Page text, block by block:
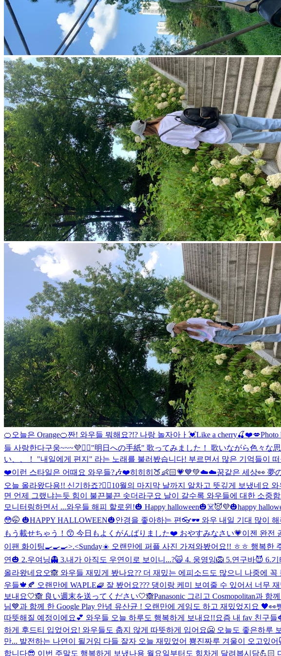
🍊오늘은 Orange🍊짠! 와우들 뭐해요?!? 나랑 놀자아ㅏ💓Like a cherry🍒❤️💋Photo
들 사랑한다구웅~~~💜🙆‍♀️"明日への手紙" 歌ってみました！ 歌いながら色々な
い、、！ "내일에게 편지" 라는 노래를 불러봤습니다! 부르면서 많은 기억들이
❤️이런 스타일은 어때요 와우들?🎶❤️히히히🍑👶🏻💗💙💚☁️☁️꿈같은 세상👀 夢
오늘 올라왔다용!! 신기하죠?👍🏻10월의 마지막 날까지 알차고 뜻깊게 보냈네요
면 언제 그랬냐는듯 힘이 불끈불끈 솟더라구요 날이 갈수록 와우들에 대한 소중
모니터링하면서 ...와우들 해피 할로윈!🎃 Happy halloween🎃☠️😈💜🎃happy
😳🤭 🎃HAPPY HALLOWEEN🎃안경을 좋아하는 편👓🕶 와우 내일 기대 많이
もう載せちゃう！😙 今日もよくがんばりました❤️ おやすみなさい💗이젠 완전
이팬 화이팅🍳🍳🍳>.<Sunday☀️ 오랜만에 퍼플 사진 가져와봤어요!! ㅎㅎ 행복한
연🎃 2.우여닝👻 3.내가 아직도 우연이로 보이니...?🙀 4. 웅영잉🦁 5.연구바😈 6.
올라왔네요오🙈 와우들 재밌게 봤나요?? 더 재밌는 에피소드도 많으니 나중에
우들🍁🍂 오랜만에 WAPLE🧇 잘 봤어요??? 댕이랑 케미 보여줄 수 있어서 너무
보내요🤍🙈 良い週末を送ってください🤍🙈Panasonic 그리고 Cosmopolitan과 함
님💙과 함께 한 Google Play 안녕 유산균 ! 오랜만에 게임도 하고 재밌었지요 🖤👀
따뜻해질 예정이에요💕 와우들 오늘 하루도 행복하게 보내요!!요즘 내 fav 친구들
하게 후드티 입었어요! 와우들도 춥지 않게 따뜻하게 입어요🥶 오늘도 좋은하루
만... 발전하는 나연이 될거임 다들 잘자 오늘 재밌었어 뿅진짜루 겨울이 오고있
합니다😎 이번 주말도 행복하게 보냈나용 월요일부터도 힘차게 달려봅시담💪🏻